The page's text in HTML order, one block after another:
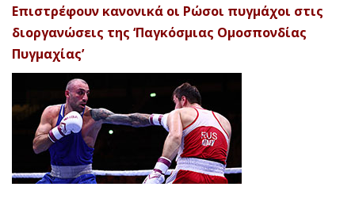
Επιστρέφουν κανονικά οι Ρώσοι πυγμάχοι στις
διοργανώσεις της ‘Παγκόσμιας Ομοσπονδίας
Πυγμαχίας’